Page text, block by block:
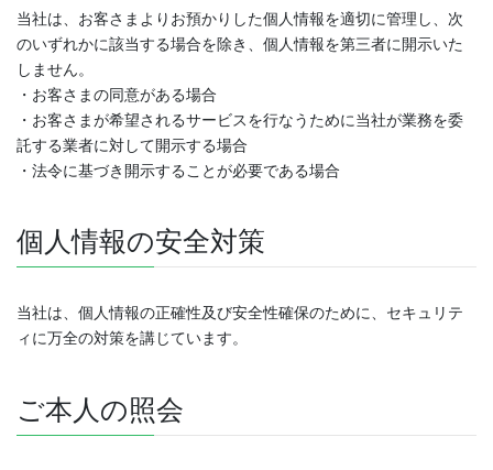
当社は、お客さまよりお預かりした個人情報を適切に管理し、次
のいずれかに該当する場合を除き、個人情報を第三者に開示いた
しません。
・お客さまの同意がある場合
・お客さまが希望されるサービスを行なうために当社が業務を委
託する業者に対して開示する場合
・法令に基づき開示することが必要である場合
個人情報の安全対策
当社は、個人情報の正確性及び安全性確保のために、セキュリテ
ィに万全の対策を講じています。
ご本人の照会